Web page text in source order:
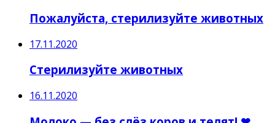
Пожалуйста, стерилизуйте животных
17.11.2020
Стерилизуйте животных
16.11.2020